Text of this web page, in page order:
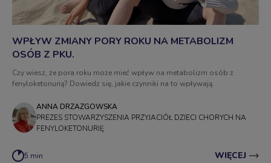
WPŁYW ZMIANY PORY ROKU NA METABOLIZM
OSÓB Z PKU.
Czy wiesz, że pora roku może mieć wpływ na metabolizm osób z
fenyloketonurią? Dowiedz się, jakie czynniki na to wpływają.
ANNA DRZAZGOWSKA
PREZES STOWARZYSZENIA PRZYJACIÓŁ DZIECI CHORYCH NA
FENYLOKETONURIĘ
5 min WIĘCEJ